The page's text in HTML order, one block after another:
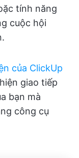
tính năng
cuộc hội
của ClickUp
giao tiếp
bạn mà
công cụ